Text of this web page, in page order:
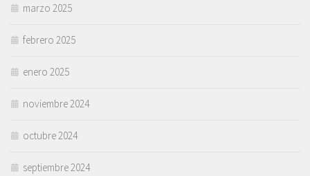
marzo 2025
febrero 2025
enero 2025
noviembre 2024
octubre 2024
septiembre 2024